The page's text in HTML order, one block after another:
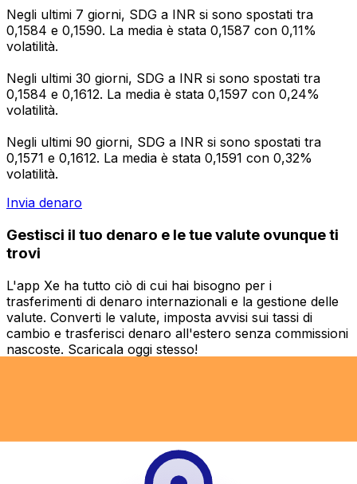
Negli ultimi 7 giorni, SDG a INR si sono spostati tra
0,1584 e 0,1590. La media è stata 0,1587 con 0,11%
volatilità.
Negli ultimi 30 giorni, SDG a INR si sono spostati tra
0,1584 e 0,1612. La media è stata 0,1597 con 0,24%
volatilità.
Negli ultimi 90 giorni, SDG a INR si sono spostati tra
0,1571 e 0,1612. La media è stata 0,1591 con 0,32%
volatilità.
Invia denaro
Gestisci il tuo denaro e le tue valute ovunque ti
trovi
L'app Xe ha tutto ciò di cui hai bisogno per i
trasferimenti di denaro internazionali e la gestione delle
valute. Converti le valute, imposta avvisi sui tassi di
cambio e trasferisci denaro all'estero senza commissioni
nascoste. Scaricala oggi stesso!